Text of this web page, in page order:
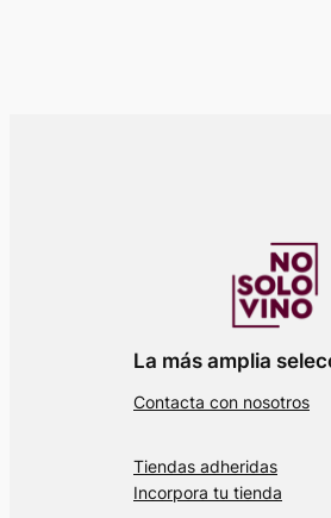
La más amplia
Contacta con nosotros
Tiendas adheridas
Incorpora tu tienda